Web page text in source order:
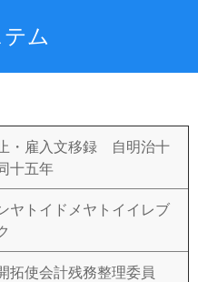
ム
・雇入文移録 自明治十
十五年
ヤトイドメヤトイイレブ
拓使会計残務整理委員